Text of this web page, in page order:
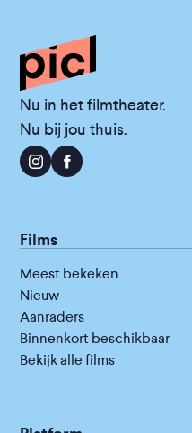
Nu in het filmtheater.
Nu bij jou thuis.
Films
Meest bekeken
Nieuw
Aanraders
Binnenkort beschikbaar
Bekijk alle films